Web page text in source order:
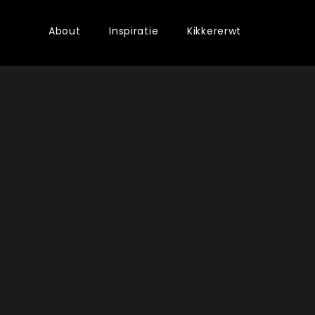
About Inspiratie Kikkererwt